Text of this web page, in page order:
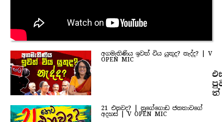
අගමැතිණිය ඉවත් විය යුතුද? නැද්ද? | V
OPEN MIC
21 එනවද? | නුගේගොඩ ජනතාවගේ
අදහස් | V OPEN MIC
ත්